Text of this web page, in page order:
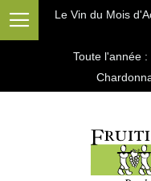
Le Vin du Mois
Toute l'année